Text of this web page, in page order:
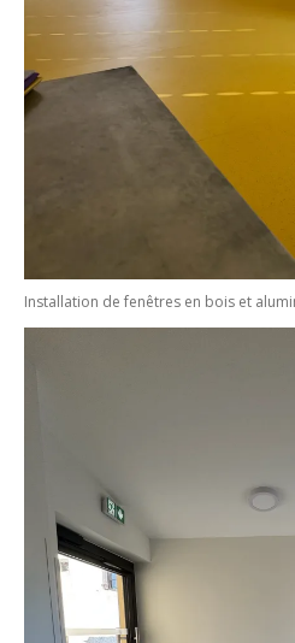
Installation de fenêtres en bois et